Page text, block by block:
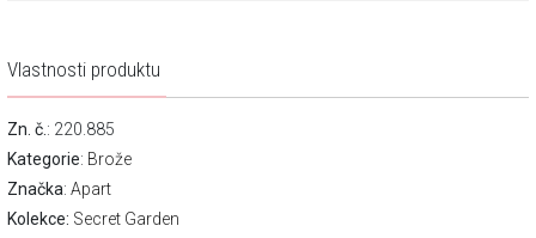
Vlastnosti produktu
Zn. č. : 220.885
Kategorie: Brože
Značka: Apart
Kolekce: Secret Garden